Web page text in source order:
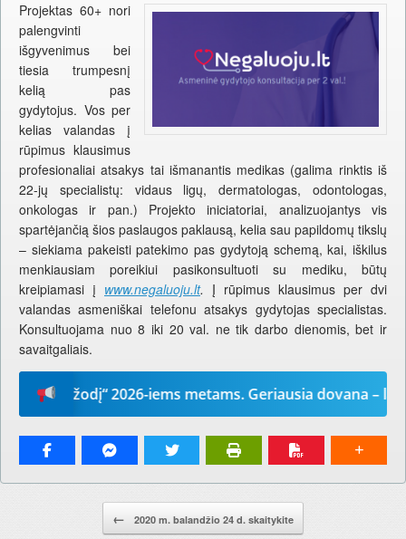
Projektas 60+ nori
palengvinti
išgyvenimus bei
tiesia trumpesnį
kelią pas
gydytojus. Vos per
kelias valandas į
rūpimus klausimus
profesionaliai atsakys tai išmanantis medikas (galima rinktis iš
22-jų specialistų: vidaus ligų, dermatologas, odontologas,
onkologas ir pan.) Projekto iniciatoriai, analizuojantys vis
spartėjančią šios paslaugos paklausą, kelia sau papildomų tikslų
– siekiama pakeisti patekimo pas gydytoją schemą, kai, iškilus
menkiausiam poreikiui pasikonsultuoti su mediku, būtų
kreipiamasi į www.negaluoju.lt. Į rūpimus klausimus per dvi
valandas asmeniškai telefonu atsakys gydytojas specialistas.
Konsultuojama nuo 8 iki 20 val. ne tik darbo dienomis, bet ir
savaitgaliais.
žodį“ 2026-iems metams. Geriausia dovana –
← 2020 m. balandžio 24 d. skaitykite